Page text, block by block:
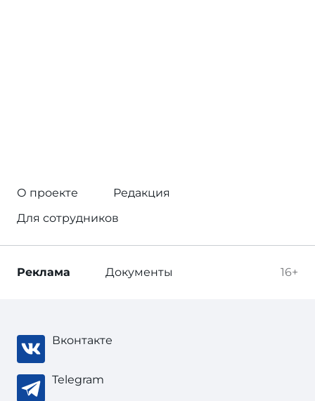
О проекте
Редакция
Для сотрудников
16+
Реклама Документы
Вконтакте
Telegram